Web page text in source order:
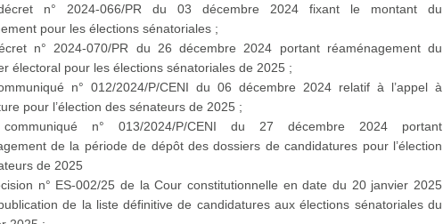
n° 2024-066/PR du 03 décembre 2024 fixant le montant du
pour les élections sénatoriales ;
n° 2024-070/PR du 26 décembre 2024 portant réaménagement du
électoral pour les élections sénatoriales de 2025 ;
n° 012/2024/P/CENI du 06 décembre 2024 relatif à l’appel à
pour l’élection des sénateurs de 2025 ;
n° 013/2024/P/CENI du 27 décembre 2024 portant
de la période de dépôt des dossiers de candidatures pour l’élection
de 2025
n° ES-002/25 de la Cour constitutionnelle en date du 20 janvier 2025
de la liste définitive de candidatures aux élections sénatoriales du